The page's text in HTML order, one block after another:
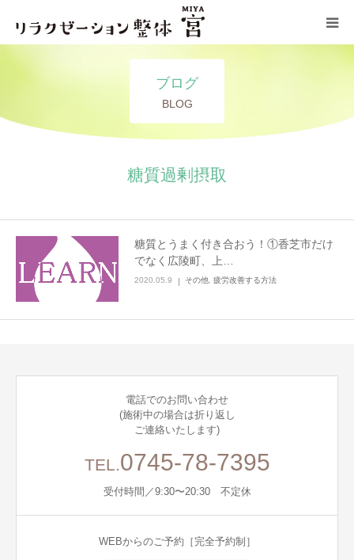
ブログ
BLOG
糖質過剰摂取
糖質とうまく付き合おう！①香芝市だけ
でなく広陵町、上…
2020.05.9 その他 疲労改善する方法
電話でのお問い合わせ
(施術中の場合は折り返し
ご連絡いたします)
TEL.0745-78-7395
受付時間／9:30〜20:30 不定休
WEBからのご予約［完全予約制］
お問い合わせ